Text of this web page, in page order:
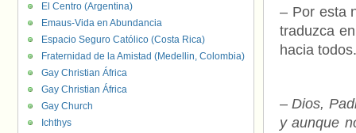
– Por esta
traduzca
hacia
– Dios,
y aunque
El Centro (Argentina)
Emaus-Vida en Abundancia
Espacio Seguro Católico (Costa Rica)
Fraternidad de la Amistad (Medellin, Colombia)
Gay Christian África
Gay Christian África
Gay Church
Ichthys